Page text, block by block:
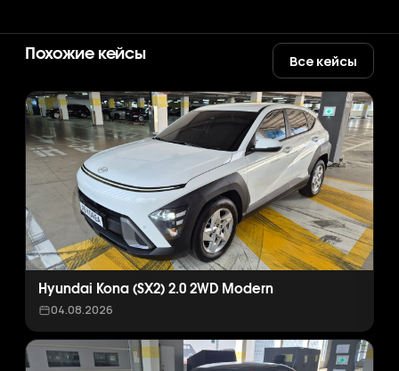
Похожие кейсы Все кейсы
Hyundai Kona (SX2) 2.0 2WD Modern
04.08.2026